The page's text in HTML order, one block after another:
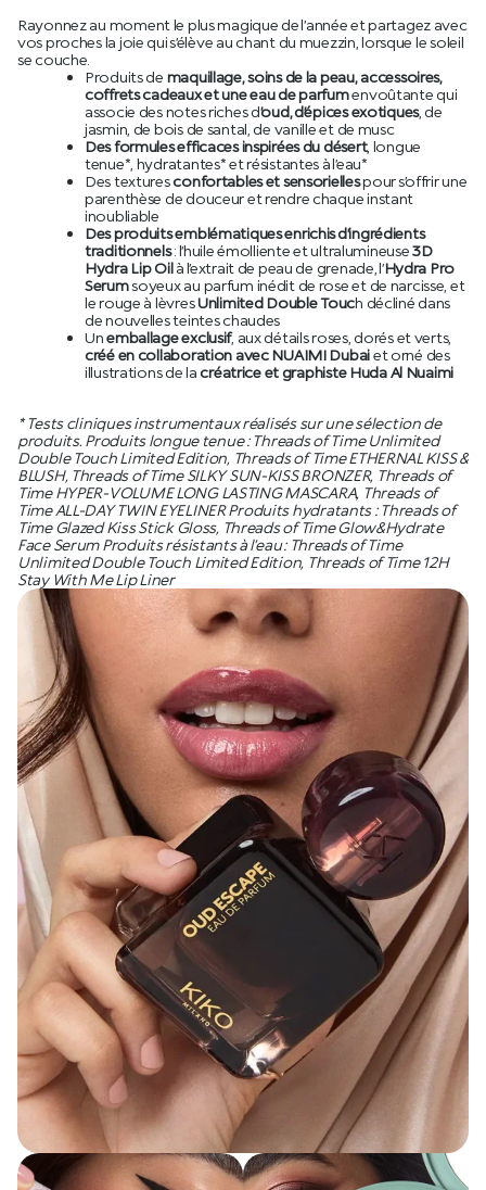
Rayonnez au moment le plus magique de l’année et partagez avec
vos proches la joie qui s’élève au chant du muezzin, lorsque le soleil
se couche.
Produits de maquillage, soins de la peau, accessoires,
coffrets cadeaux et une eau de parfumenvoûtante qui
associe des notes riches d’oud, d’épices exotiques, de
jasmin, de bois de santal, de vanille et de musc
Des formules efficaces inspirées du désert, longue
tenue*, hydratantes* et résistantes à l’eau*
Des texturesconfortables et sensoriellespour s’offrir une
parenthèse de douceur et rendre chaque instant
inoubliable
Des produits emblématiques enrichis d’ingrédients
traditionnels: l’huile émolliente et ultralumineuse3D
Hydra Lip Oilà l’extrait de peau de grenade, l’Hydra Pro
Serumsoyeux au parfum inédit de rose et de narcisse, et
le rouge à lèvresUnlimited Double Touch décliné dans
de nouvelles teintes chaudes
Unemballage exclusif, aux détails roses, dorés et verts,
créé en collaboration avec NUAIMI Dubaiet orné des
illustrations de lacréatrice et graphiste Huda Al Nuaimi
* Tests cliniques instrumentaux réalisés sur une sélection de
produits. Produits longue tenue : Threads of Time Unlimited
Double Touch Limited Edition, Threads of Time ETHERNAL KISS &
BLUSH, Threads of Time SILKY SUN-KISS BRONZER, Threads of
Time HYPER-VOLUME LONG LASTING MASCARA, Threads of
Time ALL-DAY TWIN EYELINER Produits hydratants : Threads of
Time Glazed Kiss Stick Gloss, Threads of Time Glow&Hydrate
Face Serum Produits résistants à l’eau : Threads of Time
Unlimited Double Touch Limited Edition, Threads of Time 12H
Stay With Me Lip Liner